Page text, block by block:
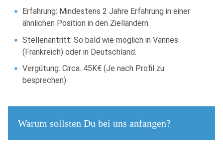
Erfahrung: Mindestens 2 Jahre Erfahrung in einer
ähnlichen Position in den Zielländern.
Stellenantritt: So bald wie möglich in Vannes
(Frankreich) oder in Deutschland.
Vergütung: Circa. 45K€ (Je nach Profil zu
besprechen)
Warum sollsten Du bei uns anfangen?